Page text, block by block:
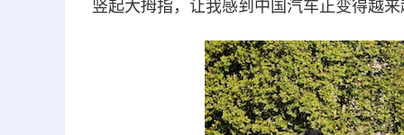
竖起大拇指，让我感到中国汽车正变得越来